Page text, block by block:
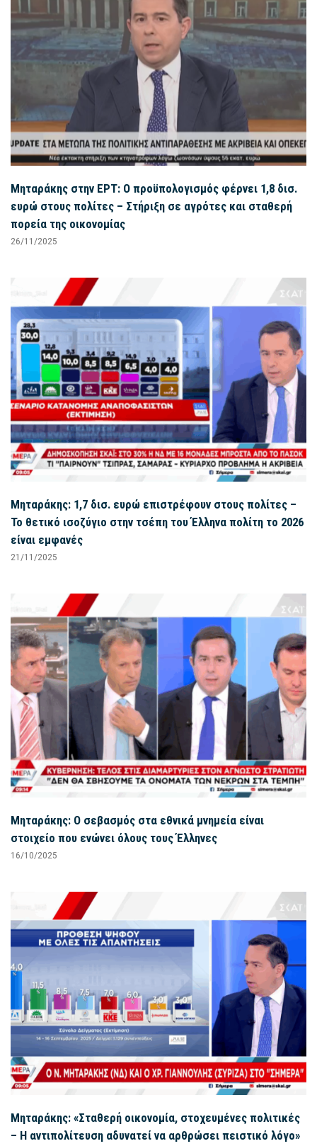
Μηταράκης στην ΕΡΤ: Ο προϋπολογισμός φέρνει 1,8 δισ.
ευρώ στους πολίτες – Στήριξη σε αγρότες και σταθερή
πορεία της οικονομίας
26/11/2025
Μηταράκης: 1,7 δισ. ευρώ επιστρέφουν στους πολίτες –
Το θετικό ισοζύγιο στην τσέπη του Έλληνα πολίτη το 2026
είναι εμφανές
21/11/2025
Μηταράκης: Ο σεβασμός στα εθνικά μνημεία είναι
στοιχείο που ενώνει όλους τους Έλληνες
16/10/2025
Μηταράκης: «Σταθερή οικονομία, στοχευμένες πολιτικές
– Η αντιπολίτευση αδυνατεί να αρθρώσει πειστικό λόγο»